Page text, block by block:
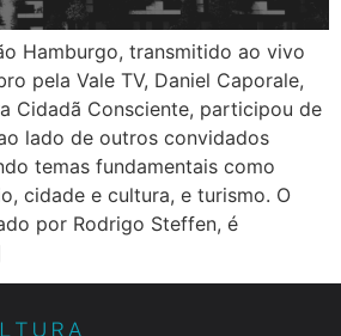
Hamburgo, transmitido ao vivo
pela Vale TV, Daniel Caporale,
Cidadã Consciente, participou de
lado de outros convidados
temas fundamentais como
cidade e cultura, e turismo. O
por Rodrigo Steffen, é